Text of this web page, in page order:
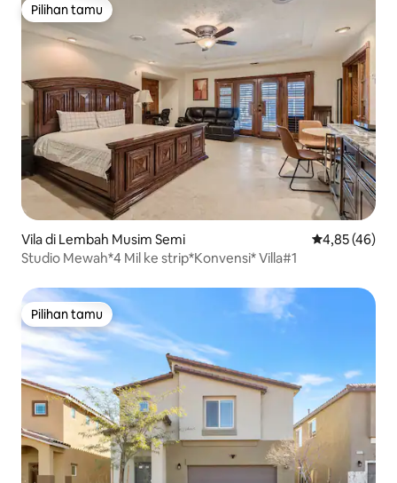
Pilihan tamu
Pilihan tamu
Vila di Lembah Musim Semi Nilai rata-rata
4,85 (46)
Studio Mewah*4 Mil ke strip*Konvensi* Villa#1
Pilihan tamu
Pilihan tamu